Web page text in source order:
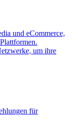
und eCommerce,
um ihre
für